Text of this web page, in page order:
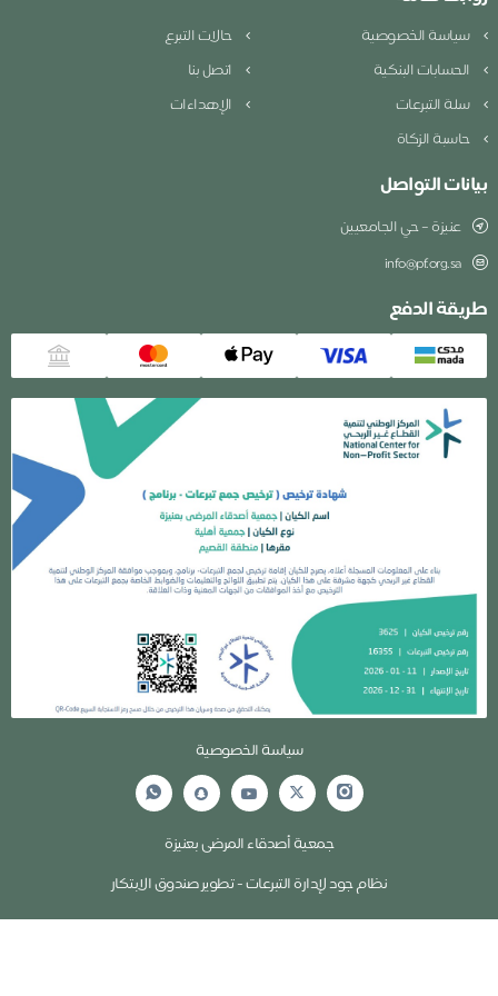
الخصوصية
حالات التبرع
البنكية
اتصل بنا
التبرعات
الإهداءات
الزكاة
التواصل
عنيزة – حي الجامعيين
info@pf.org.sa
الدفع
سياسة الخصوصية
جمعية أصدقاء المرضى بعنيزة
نظام جود لإدارة التبرعات - تطوير صندوق الابتكار